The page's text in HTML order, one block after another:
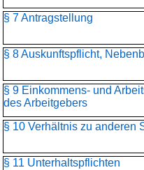
§ 7 Antragstellung
§ 8 Auskunftspflicht,
§ 9 Einkommens- und
des Arbeitgebers
§ 10 Verhältnis zu anderen
§ 11 Unterhaltspflichten